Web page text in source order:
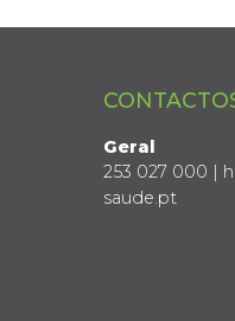
Geral
253 027 000 |
saude.pt